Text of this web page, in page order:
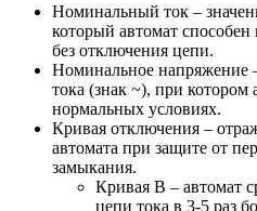
Номинальный ток –
который автомат способен
без отключения цепи.
Номинальное напряжение
тока (знак ~), при котором
нормальных условиях.
Кривая отключения –
автомата при защите от
замыкания.
Кривая B – автомат
цепи тока в 3-5 раз